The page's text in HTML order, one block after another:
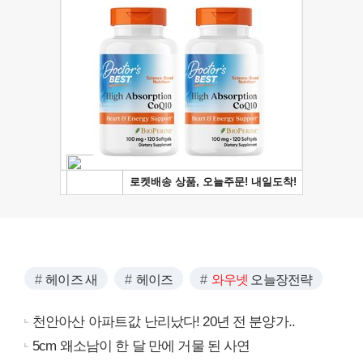
헤이즈 새 헤이즈 와우넷 오늘장전략
천안아산 아파트값 난리났다! 20년 전 분양가..
5cm 왜소남이 한 달 만에 거물 된 사연